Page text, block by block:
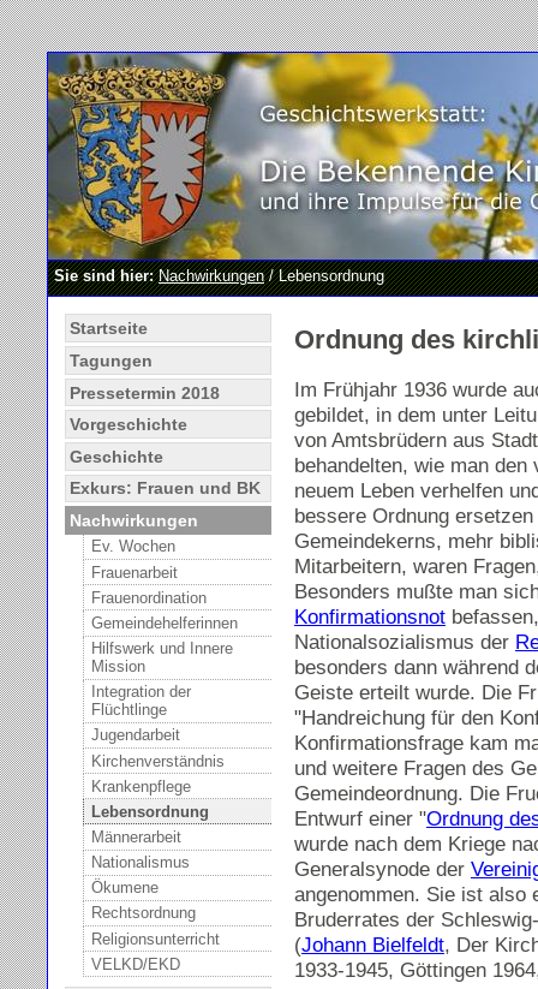
Sie sind hier: Nachwirkungen/ Lebensordnung
Startseite
Tagungen
Pressetermin 2018
Vorgeschichte
Geschichte
Exkurs: Frauen und BK
Nachwirkungen
Ev. Wochen
Frauenarbeit
Frauenordination
Gemeindehelferinnen
Hilfswerk und Innere
Mission
Integration der
Flüchtlinge
Jugendarbeit
Kirchenverständnis
Krankenpflege
Lebensordnung
Männerarbeit
Nationalismus
Ökumene
Rechtsordnung
Religionsunterricht
VELKD/EKD
Ordnung des
Im Frühjahr 1936 wurde
gebildet, in dem unter
von Amtsbrüdern aus
behandelten, wie man
neuem Leben verhelfen
bessere Ordnung
Gemeindekerns, mehr
Mitarbeitern, waren
Besonders mußte man
Konfirmationsnot
Nationalsozialismus der
besonders dann während
Geiste erteilt wurde. Die
"Handreichung für den
Konfirmationsfrage kam
und weitere Fragen des
Gemeindeordnung. Die
Entwurf einer "Ordnung
wurde nach dem Kriege
Generalsynode der
angenommen. Sie ist also
Bruderrates der
(Johann Bielfeldt, Der
1933-1945, Göttingen